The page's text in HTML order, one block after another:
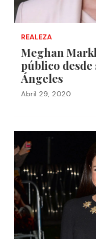
REALEZA
Meghan
público desde
Ángeles
Abril 29, 2020